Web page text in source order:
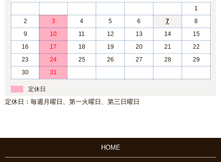
1
2
3 4 5 6 7
8
9
10 11 12 13 14
15
16
17 18 19 20 21
22
23
24 25 26 27 28
29
30
31
定休日
定休日：毎週月曜日、第一火曜日、第三日曜日
HOME